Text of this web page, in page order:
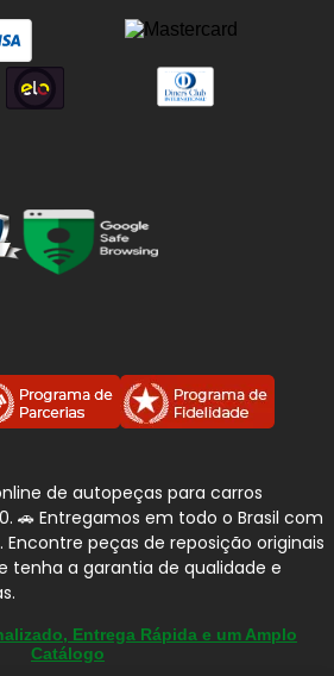
de autopeças para carros
🚗 Entregamos em todo o Brasil com
peças de reposição originais
tenha a garantia de qualidade e
Entrega Rápida e um Amplo
Catálogo